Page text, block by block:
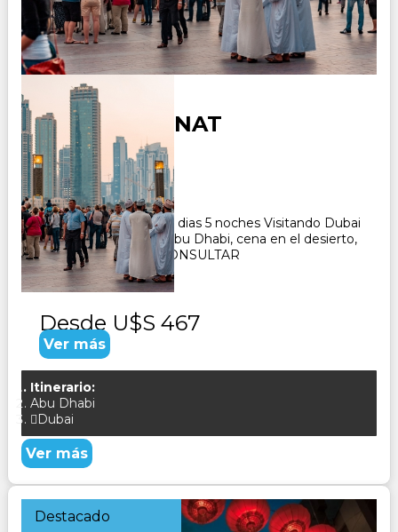
DUBAI MEDINAT
Duración:
6Días5Noches
Paquete Turistico de 6 dias 5 noches Visitando Dubai
historico y moderno, Abu Dhabi, cena en el desierto,
cena en el crucero. CONSULTAR
Desde U$S 467
Ver más
Itinerario:
Abu Dhabi
Dubai
Ver más
Destacado